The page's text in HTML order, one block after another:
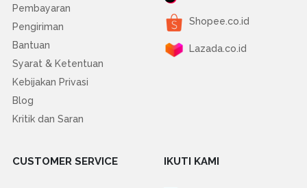
Pembayaran
Pengiriman
Bantuan
Syarat & Ketentuan
Kebijakan Privasi
Blog
Kritik dan Saran
Shopee.co.id
Lazada.co.id
CUSTOMER SERVICE IKUTI KAMI